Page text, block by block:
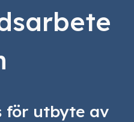
för utbyte av